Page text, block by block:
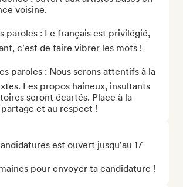
voisine.
paroles : Le français est privilégié,
c'est de faire vibrer les mots !
paroles : Nous serons attentifs à la
Les propos haineux, insultants
seront écartés. Place à la
et au respect !
est ouvert jusqu'au 17
pour envoyer ta candidature !